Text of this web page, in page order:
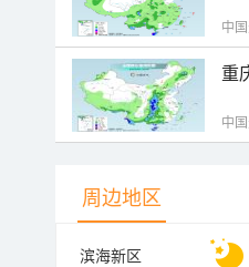
中
重
中
周边地区
滨海新区